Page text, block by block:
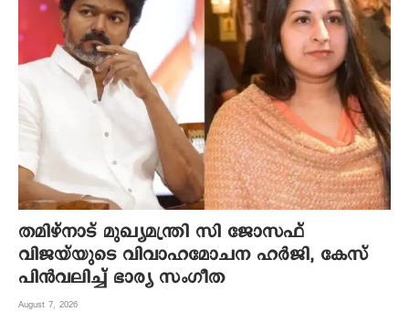
തമിഴ്നാട് മുഖ്യമന്ത്രി സി ജോസഫ്
വിജയ്‌യുടെ വിവാഹമോചന ഹർജി, കേസ്
പിൻവലിച്ച് ഭാര്യ സംഗീത
August 7, 2026